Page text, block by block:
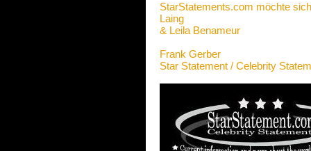
StarStatements.com möchte
Laing
& Leila Benameur
Frank Gerber
Star Statement / Celebrity